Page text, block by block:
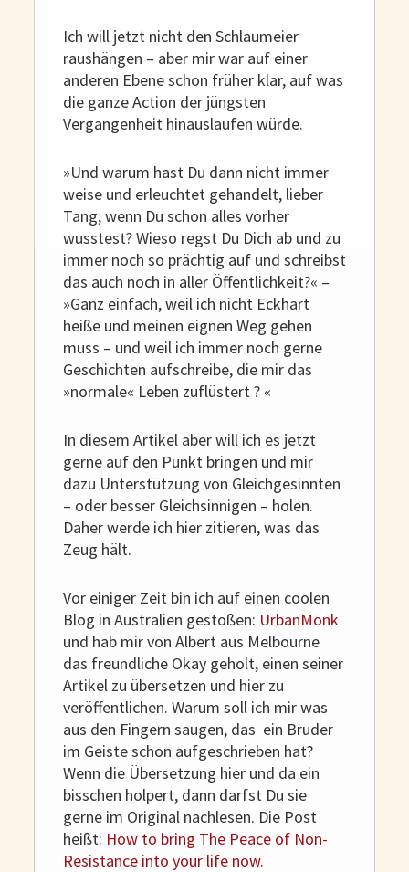
Ich will jetzt nicht den Schlaumeier
raushängen – aber mir war auf einer
anderen Ebene schon früher klar, auf was
die ganze Action der jüngsten
Vergangenheit hinauslaufen würde.
»Und warum hast Du dann nicht immer
weise und erleuchtet gehandelt, lieber
Tang, wenn Du schon alles vorher
wusstest? Wieso regst Du Dich ab und zu
immer noch so prächtig auf und schreibst
das auch noch in aller Öffentlichkeit?« –
»Ganz einfach, weil ich nicht Eckhart
heiße und meinen eignen Weg gehen
muss – und weil ich immer noch gerne
Geschichten aufschreibe, die mir das
»normale« Leben zuflüstert ? «
In diesem Artikel aber will ich es jetzt
gerne auf den Punkt bringen und mir
dazu Unterstützung von Gleichgesinnten
– oder besser Gleichsinnigen – holen.
Daher werde ich hier zitieren, was das
Zeug hält.
Vor einiger Zeit bin ich auf einen coolen
Blog in Australien gestoßen: UrbanMonk
und hab mir von Albert aus Melbourne
das freundliche Okay geholt, einen seiner
Artikel zu übersetzen und hier zu
veröffentlichen. Warum soll ich mir was
aus den Fingern saugen, das ein Bruder
im Geiste schon aufgeschrieben hat?
Wenn die Übersetzung hier und da ein
bisschen holpert, dann darfst Du sie
gerne im Original nachlesen. Die Post
heißt: How to bring The Peace of Non-
Resistance into your life now.